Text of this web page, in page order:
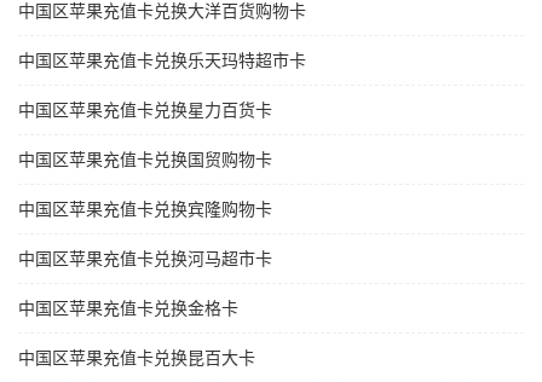
中国区苹果充值卡兑换大洋百货购物卡
中国区苹果充值卡兑换乐天玛特超市卡
中国区苹果充值卡兑换星力百货卡
中国区苹果充值卡兑换国贸购物卡
中国区苹果充值卡兑换宾隆购物卡
中国区苹果充值卡兑换河马超市卡
中国区苹果充值卡兑换金格卡
中国区苹果充值卡兑换昆百大卡